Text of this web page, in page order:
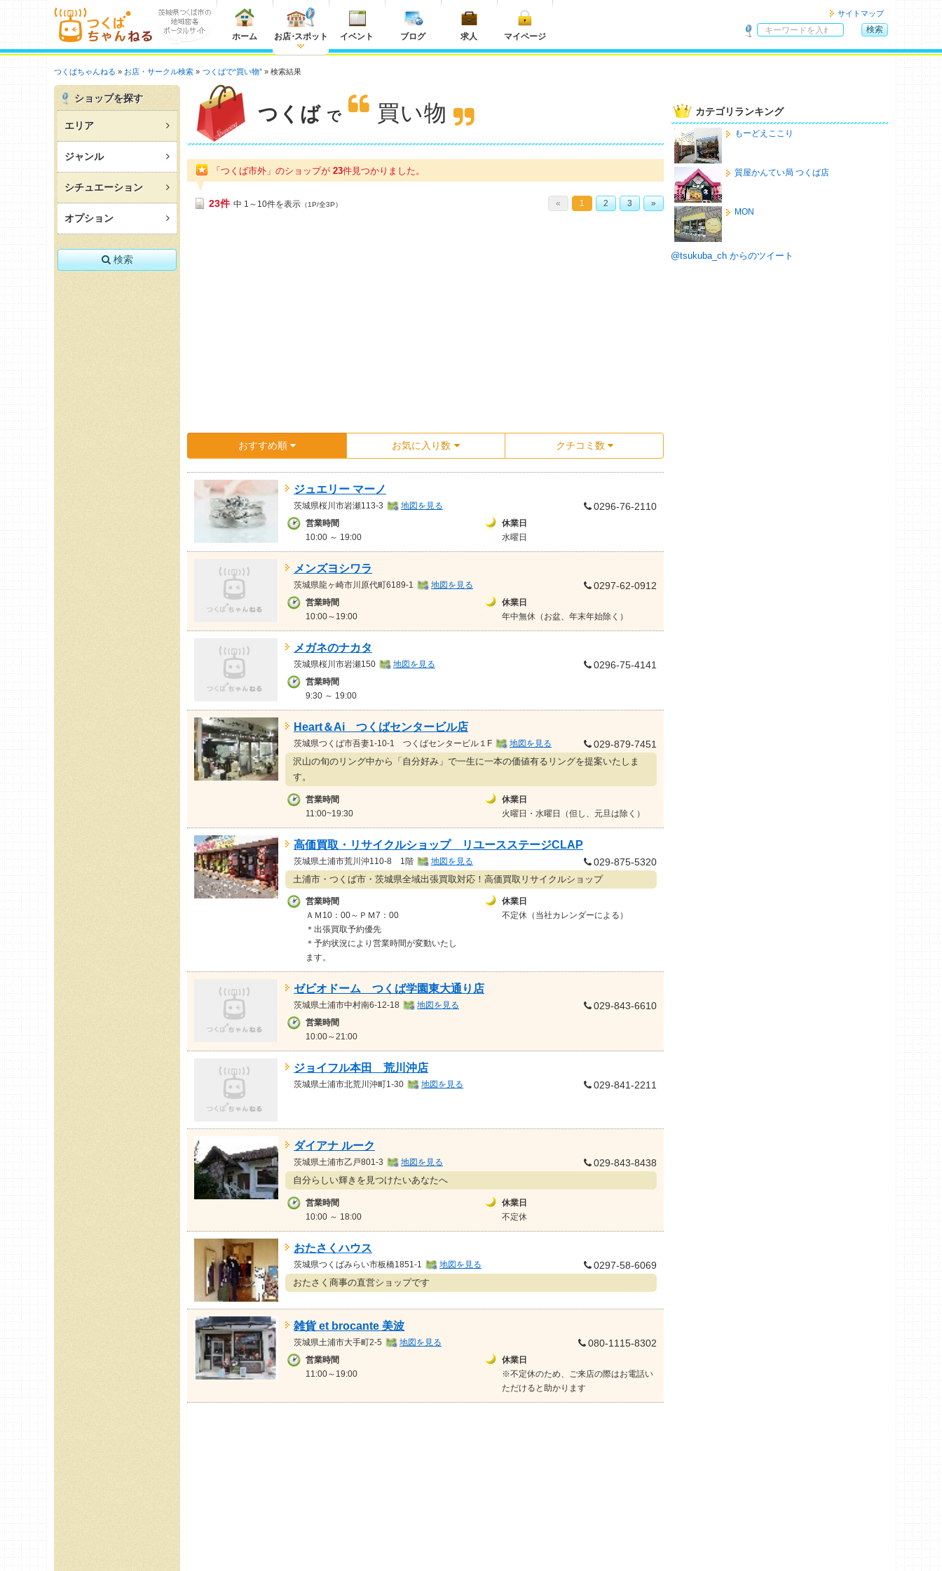
ホーム お店・スポット イベント ブログ 求人 マイページ
サイトマップ
索
検索
つくばちゃんねる お店・サークル検索 つくばで“買い物” 検索結果
つくば で 買い物
「つくば市外」のショップが 23件見つかりました。
23件 中 1～10件を表示 （1P/全3P） « 1 2 3 »
おすすめ順 お気に入り数 クチコミ数
ジュエリー マーノ
茨城県桜川市岩瀬113-3 地図を見る 0296-76-2110
営業時間
10:00 ～ 19:00
休業日
水曜日
メンズヨシワラ
茨城県龍ヶ崎市川原代町6189-1 地図を見る 0297-62-0912
営業時間
10:00～19:00
休業日
年中無休（お盆、年末年始除く）
メガネのナカタ
茨城県桜川市岩瀬150 地図を見る 0296-75-4141
営業時間
9:30 ～ 19:00
Heart＆Ai つくばセンタービル店
茨城県つくば市吾妻1-10-1 つくばセンタービル１F 地図を見る 029-879-7451
沢山の旬のリング中から「自分好み」で一生に一本の価値有るリングを提案いたしま
す。
営業時間
11:00~19:30
休業日
火曜日・水曜日（但し、元旦は除く）
高価買取・リサイクルショップ リユースステージCLAP
茨城県土浦市荒川沖110-8 1階 地図を見る 029-875-5320
土浦市・つくば市・茨城県全域出張買取対応！高価買取リサイクルショップ
営業時間
ＡＭ10：00～ＰＭ7：00
＊出張買取予約優先
＊予約状況により営業時間が変動いたし
ます。
休業日
不定休（当社カレンダーによる）
ゼビオドーム つくば学園東大通り店
茨城県土浦市中村南6-12-18 地図を見る 029-843-6610
営業時間
10:00～21:00
ジョイフル本田 荒川沖店
茨城県土浦市北荒川沖町1-30 地図を見る 029-841-2211
ダイアナ ルーク
茨城県土浦市乙戸801-3 地図を見る 029-843-8438
自分らしい輝きを見つけたいあなたへ
営業時間
10:00 ～ 18:00
休業日
不定休
おたさくハウス
茨城県つくばみらい市板橋1851-1 地図を見る 0297-58-6069
おたさく商事の直営ショップです
雑貨 et brocante 美波
茨城県土浦市大手町2-5 地図を見る 080-1115-8302
営業時間
11:00～19:00
休業日
※不定休のため、ご来店の際はお電話い
ただけると助かります
ショップを探す
エリア
ジャンル
シチュエーション
オプション
検索
カテゴリランキング
もーどえここり
質屋かんてい局 つくば店
MON
@tsukuba_ch からのツイート